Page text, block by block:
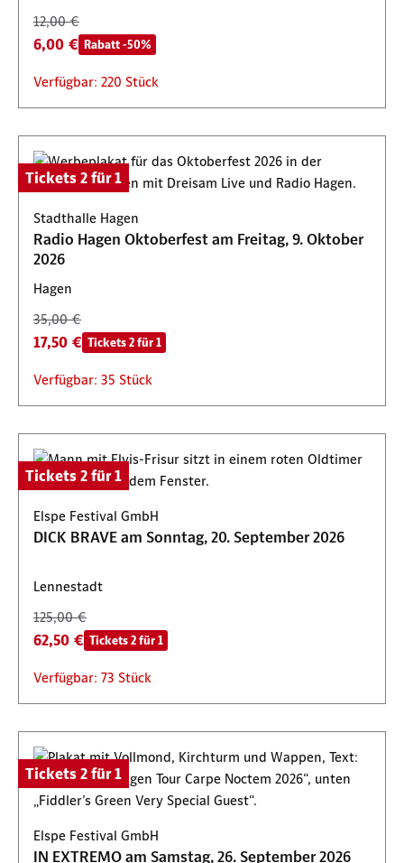
12,00 €
6,00 € Rabatt -50%
Verfügbar: 220 Stück
Tickets 2 für 1
Stadthalle Hagen
Radio Hagen Oktoberfest am Freitag, 9. Oktober
2026
Hagen
35,00 €
17,50 € Tickets 2 für 1
Verfügbar: 35 Stück
Tickets 2 für 1
Elspe Festival GmbH
DICK BRAVE am Sonntag, 20. September 2026
Lennestadt
125,00 €
62,50 € Tickets 2 für 1
Verfügbar: 73 Stück
Tickets 2 für 1
Elspe Festival GmbH
IN EXTREMO am Samstag, 26. September 2026